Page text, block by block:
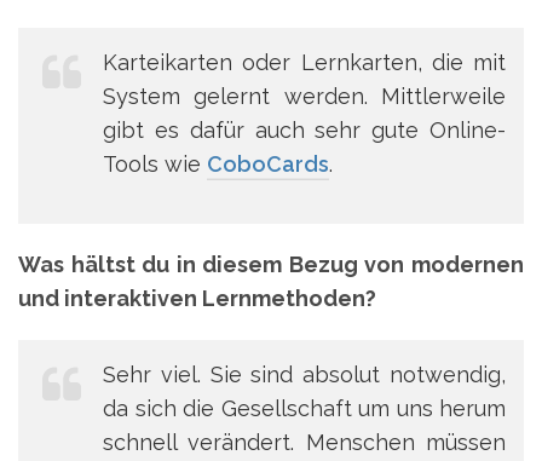
Karteikarten oder Lernkarten, die mit
System gelernt werden. Mittlerweile
gibt es dafür auch sehr gute Online-
Tools wie CoboCards.
Was hältst du in diesem Bezug von modernen
und interaktiven Lernmethoden?
Sehr viel. Sie sind absolut notwendig,
da sich die Gesellschaft um uns herum
schnell verändert. Menschen müssen